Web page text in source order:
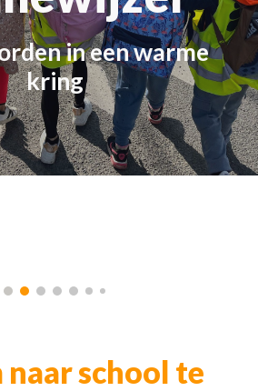
in een warme
kring
naar school te